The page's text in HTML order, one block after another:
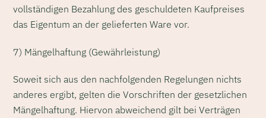
vollständigen Bezahlung des geschuldeten Kaufpreises
das Eigentum an der gelieferten Ware vor.
7) Mängelhaftung (Gewährleistung)
Soweit sich aus den nachfolgenden Regelungen nichts
anderes ergibt, gelten die Vorschriften der gesetzlichen
Mängelhaftung. Hiervon abweichend gilt bei Verträgen